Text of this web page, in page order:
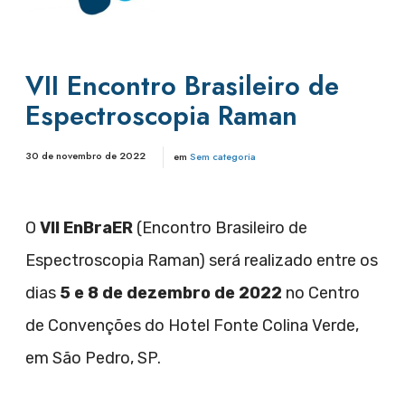
VII Encontro Brasileiro de
Espectroscopia Raman
30 de novembro de 2022 em Sem categoria
O VII EnBraER (Encontro Brasileiro de
Espectroscopia Raman) será realizado entre os
dias 5 e 8 de dezembro de 2022 no Centro
de Convenções do Hotel Fonte Colina Verde,
em São Pedro, SP.